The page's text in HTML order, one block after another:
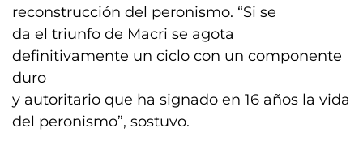
reconstrucción del peronismo. “Si se
da el triunfo de Macri se agota
definitivamente un ciclo con un componente
duro
y autoritario que ha signado en 16 años la vida
del peronismo”, sostuvo.